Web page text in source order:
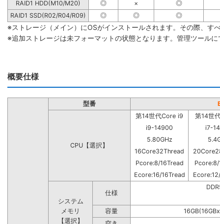
RAID1 HDD(M10/M20) ◎ ×
◎
RAID1 SSD(R02/R04/R09)
◎ ◎ ◎
※ストレージ（メイン）にOSがインストールされます。その際、す
※追加ストレージは未フォーマットの状態となります。管理ツール
概要仕様
型番
CPU【選択】
第14世代Core i9
第14世
i9-14900
i7-
5.80GHz
16Core32Thread
Pcore:8/16Tread
Ecore:16/16Tread
システム
メモリ
【選択】
仕様
容量